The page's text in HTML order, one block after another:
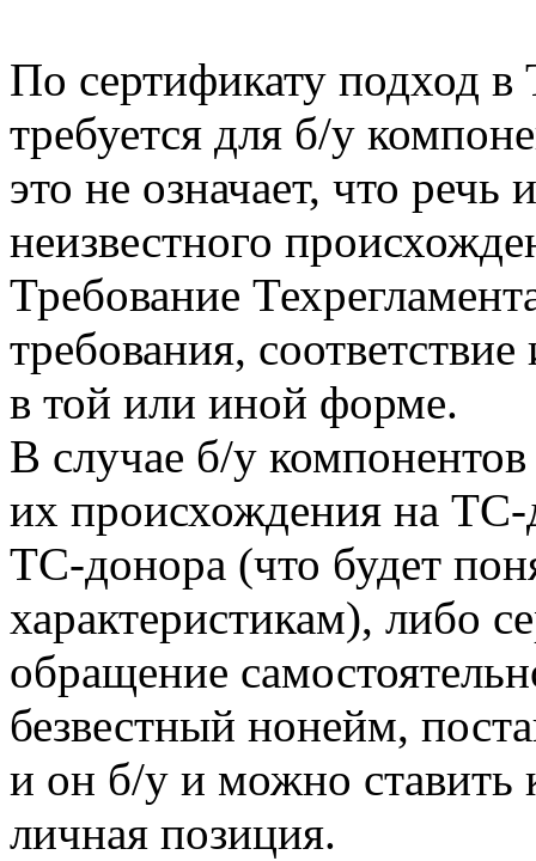
По сертификату подход
требуется для б/у
это не означает, что
неизвестного
Требование
требования,
в той или иной форме.
В случае б/у
их происхождения на ТС-
ТС-донора (что будет
характеристикам), либо
обращение
безвестный нонейм,
и он б/у и можно ставить
личная позиция.